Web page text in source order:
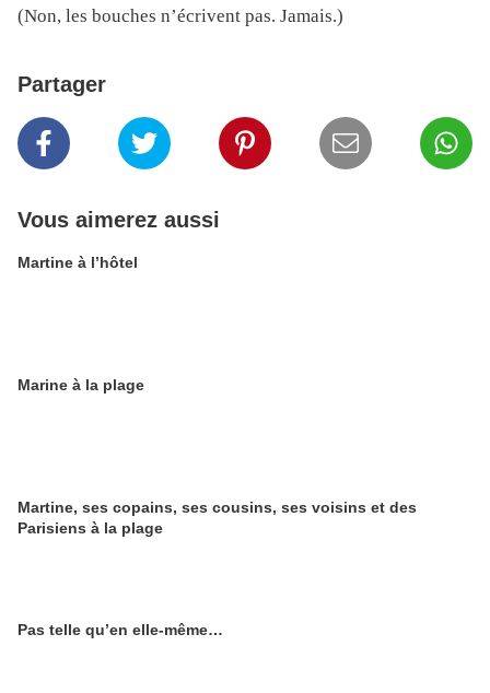
(Non, les bouches n’écrivent pas. Jamais.)
Partager
Vous aimerez aussi
Martine à l’hôtel
Marine à la plage
Martine, ses copains, ses cousins, ses voisins et des
Parisiens à la plage
Pas telle qu’en elle-même…